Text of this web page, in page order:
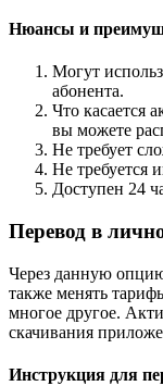
Нюансы и
Могут
абонента.
Что касается
вы можете
Не требует
Не требуется
Доступен 24
Перевод в
Через данную
также менять
многое другое.
скачивания
Инструкция для